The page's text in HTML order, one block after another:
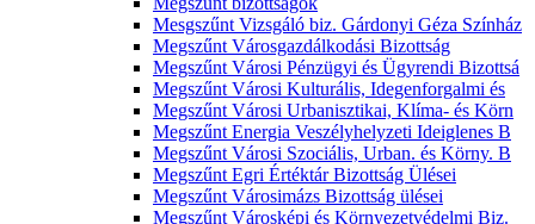
Mesgszűnt Vizsgáló biz. Gárdonyi Géza Színház
Megszűnt Városgazdálkodási Bizottság
Megszűnt Városi Pénzügyi és Ügyrendi Bizottsá
Megszűnt Városi Kulturális, Idegenforgalmi és
Megszűnt Városi Urbanisztikai, Klíma- és Körn
Megszűnt Energia Veszélyhelyzeti Ideiglenes B
Megszűnt Városi Szociális, Urban. és Körny. B
Megszűnt Egri Értéktár Bizottság Ülései
Megszűnt Városimázs Bizottság ülései
Megszűnt Városképi és Környezetvédelmi Biz.